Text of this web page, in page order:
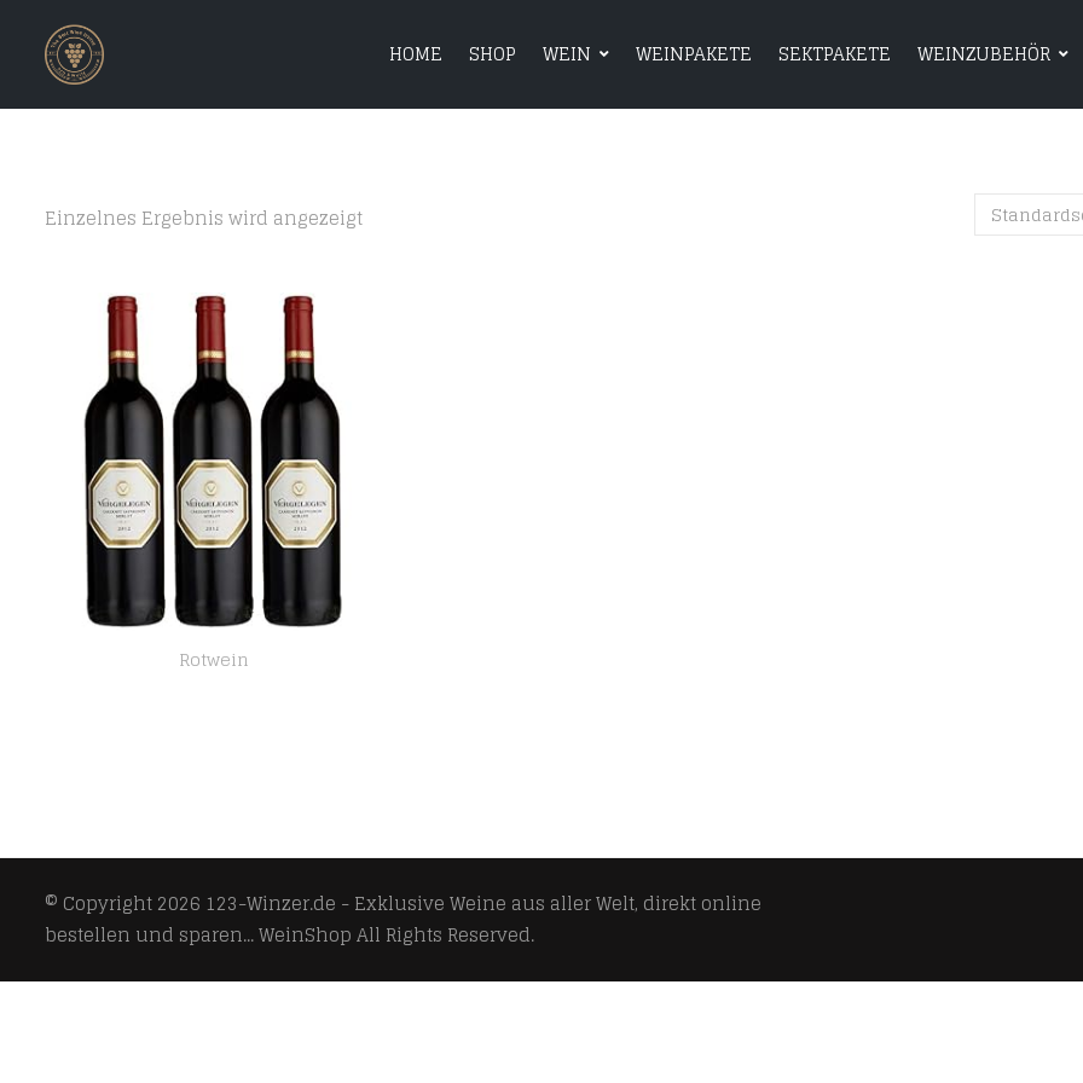
HOME SHOP WEIN WEINPAKETE SEKTPAKETE WEINZUBEHÖR
HOME SHOP WEIN WEINPAKETE
Einzelnes Ergebnis wird angezeigt
Rotwein
© Copyright 2026 123-Winzer.de - Exklusive Weine aus aller Welt, direkt online
bestellen und sparen... WeinShopAll Rights Reserved.